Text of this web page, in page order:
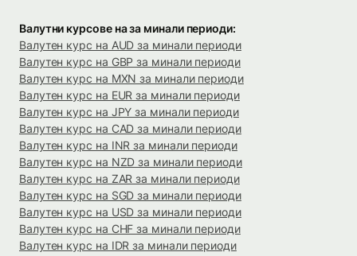
Валутни курсове на за минали периоди:
Валутен курс на AUD за минали периоди
Валутен курс на GBP за минали периоди
Валутен курс на MXN за минали периоди
Валутен курс на EUR за минали периоди
Валутен курс на JPY за минали периоди
Валутен курс на CAD за минали периоди
Валутен курс на INR за минали периоди
Валутен курс на NZD за минали периоди
Валутен курс на ZAR за минали периоди
Валутен курс на SGD за минали периоди
Валутен курс на USD за минали периоди
Валутен курс на CHF за минали периоди
Валутен курс на IDR за минали периоди